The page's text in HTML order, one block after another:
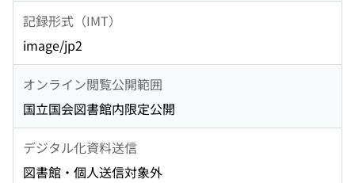
記録形式（IMT）
image/jp2
オンライン閲覧公開範囲
国立国会図書館内限定公開
デジタル化資料送信
図書館・個人送信対象外